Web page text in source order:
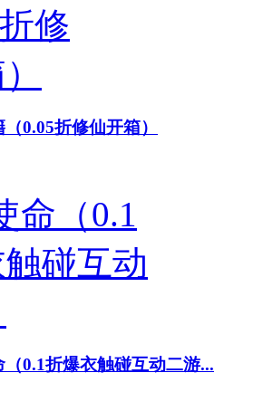
0.05折修仙开箱）
（0.1折爆衣触碰互动二游...